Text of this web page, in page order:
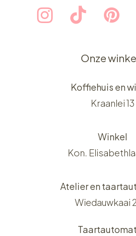
Onze
Koffiehuis en
Kraanlei 13
Winkel
Kon.
Atelier en
Wiedauwkaai